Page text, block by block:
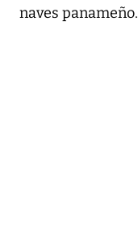
naves panameño.